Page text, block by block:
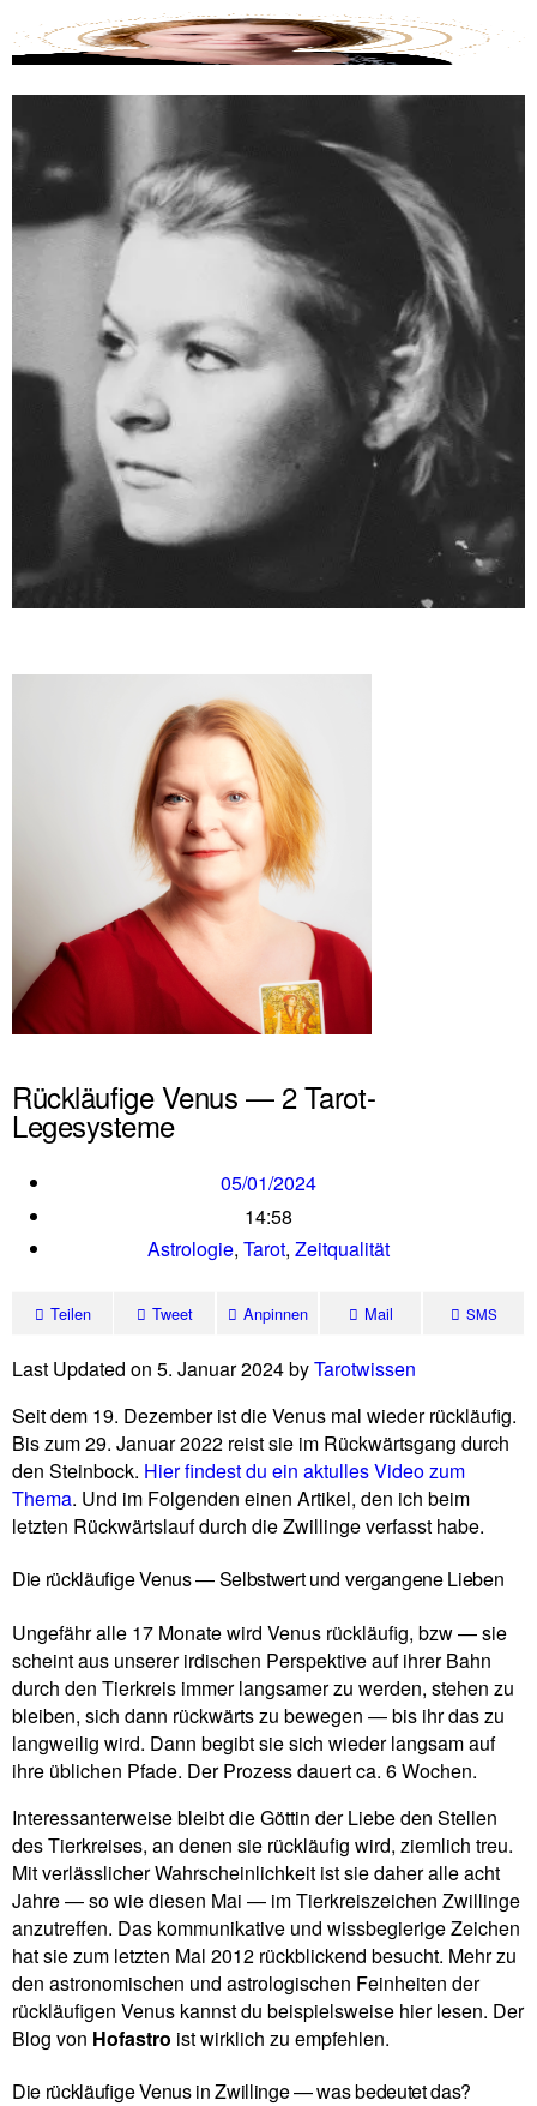
Tarotwissen
Blog
Über mich / Kontakt
Impressum
Datenschutzerklärung
Über mich / Kontakt
Die Mantiker
Impressum
Datenschutzerklärung
Rückläufige Venus — 2 Tarot-
Legesysteme
05/01/2024
14:58
Astrologie, Tarot, Zeitqualität
Teilen Tweet Anpinnen Mail SMS
Last Updated on 5. Januar 2024 byTarot­wissen
Seit dem 19. Dezember ist die Venus mal wieder rück­läufig.
Bis zum 29. Januar 2022 reist sie im Rück­wärts­gang durch
den Stein­bock. Hier fin­dest du ein aktulles Video zum
Thema. Und im Fol­genden einen Artikel, den ich beim
letzten Rück­wärts­lauf durch die Zwil­linge ver­fasst habe.
Die rückläufige Venus — Selbstwert und vergangene Lieben
Unge­fähr alle 17 Monate wird Venus rück­läufig, bzw — sie
scheint aus unserer irdi­schen Per­spek­tive auf ihrer Bahn
durch den Tier­kreis immer lang­samer zu werden, stehen zu
bleiben, sich dann rück­wärts zu bewegen — bis ihr das zu
lang­weilig wird. Dann begibt sie sich wieder langsam auf
ihre übli­chen Pfade. Der Pro­zess dauert ca. 6 Wochen.
Inter­es­san­ter­weise bleibt die Göttin der Liebe den Stellen
des Tier­kreises, an denen sie rück­läufig wird, ziem­lich treu.
Mit ver­läss­li­cher Wahr­schein­lich­keit ist sie daher alle acht
Jahre — so wie diesen Mai — im Tier­kreis­zei­chen Zwil­linge
anzu­treffen. Das kom­mu­ni­ka­tive und wiss­be­gie­rige Zei­chen
hat sie zum letzten Mal 2012 rück­blickend besucht. Mehr zu
den astro­no­mi­schen und astro­lo­gi­schen Fein­heiten der
rück­läu­figen Venus kannst du bei­spiels­weise hier lesen. Der
Blog von Hof­astro ist wirk­lich zu empfehlen.
Die rückläufige Venus in Zwillinge — was bedeutet das?